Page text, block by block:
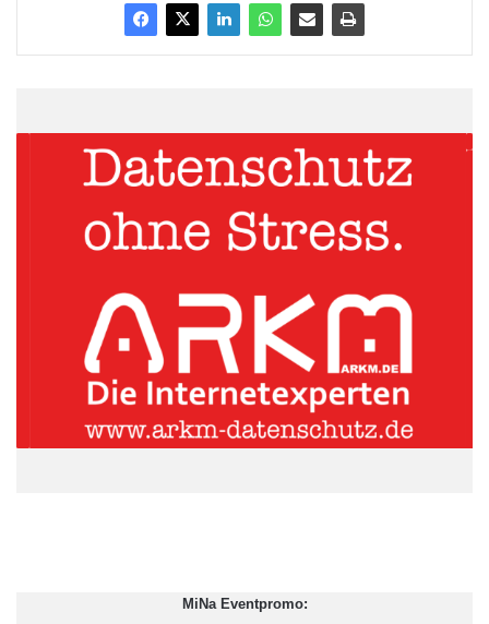
Quellenangabe: „obs/Panasonic Deutschland“
Der EZW1004 bringt Hollywood ins Wohnzimmer
MiNa Eventpromo: